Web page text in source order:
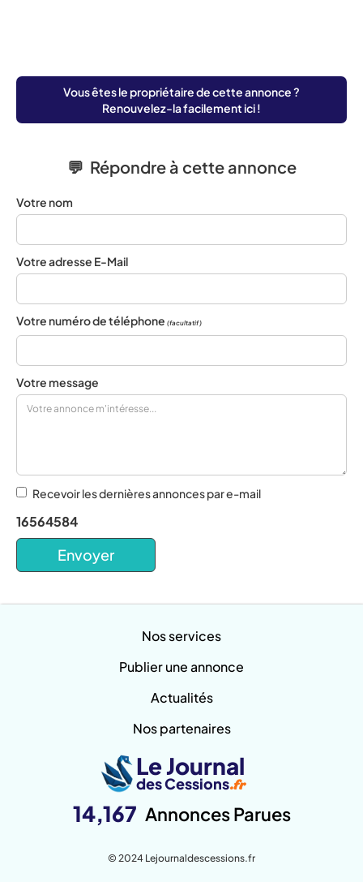
Vous êtes le propriétaire de cette annonce ?
Renouvelez-la facilement ici !
💬 Répondre à cette annonce
Votre nom
Votre adresse E-Mail
Votre numéro de téléphone (facultatif)
Votre message
Recevoir les dernières annonces par e-mail
16564584
Nos services
Publier une annonce
Actualités
Nos partenaires
Le Journal
des Cessions.fr
14,167 Annonces Parues
© 2024 Lejournaldescessions.fr